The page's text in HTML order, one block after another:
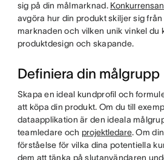
sig på din målmarknad.
avgöra hur din produkt skiljer sig
marknaden och vilken unik vinkel du
produktdesign och skapande.
Definiera din målgrupp
Skapa en ideal kundprofil och
att köpa din produkt. Om du till
dataapplikation är den ideala
teamledare och projektledare. Om
förståelse för vilka dina potentiella
dem att tänka på slutanvändaren